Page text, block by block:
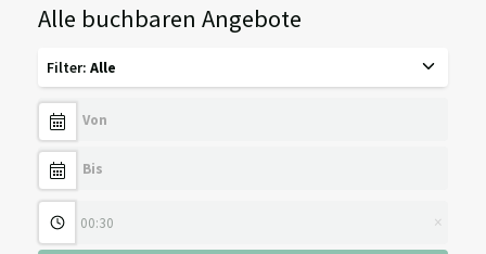
Alle buchbaren Angebote
Filter: Alle
×